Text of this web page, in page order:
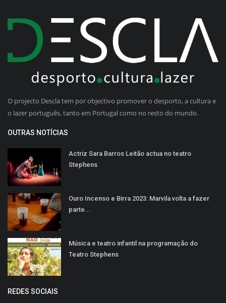
O projecto Descla tem por objectivo promover o desporto, a cultura e
o lazer português, tanto em Portugal como no resto do mundo.
OUTRAS NOTÍCIAS
Actriz Sara Barros Leitão actua no teatro
Stephens
Ouro Incenso e Birra 2023: Marvila volta a fazer
parte...
Música e teatro infantil na programação do
Teatro Stephens
REDES SOCIAIS